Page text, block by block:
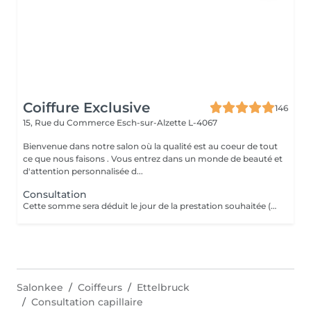
Coiffure Exclusive
146
15, Rue du Commerce Esch-sur-Alzette L-4067
Bienvenue dans notre salon où la qualité est au coeur de tout
ce que nous faisons . Vous entrez dans un monde de beauté et
d'attention personnalisée d...
Consultation
Cette somme sera déduit le jour de la prestation souhaitée ( a valoir dans les 3 mois qui suivent la consultations)
Salonkee Coiffeurs
Ettelbruck
Consultation capillaire